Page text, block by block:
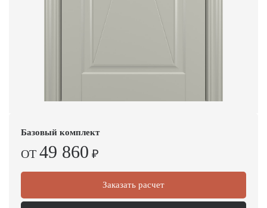
Базовый комплект
ОТ 49 860 ₽
Заказать расчет